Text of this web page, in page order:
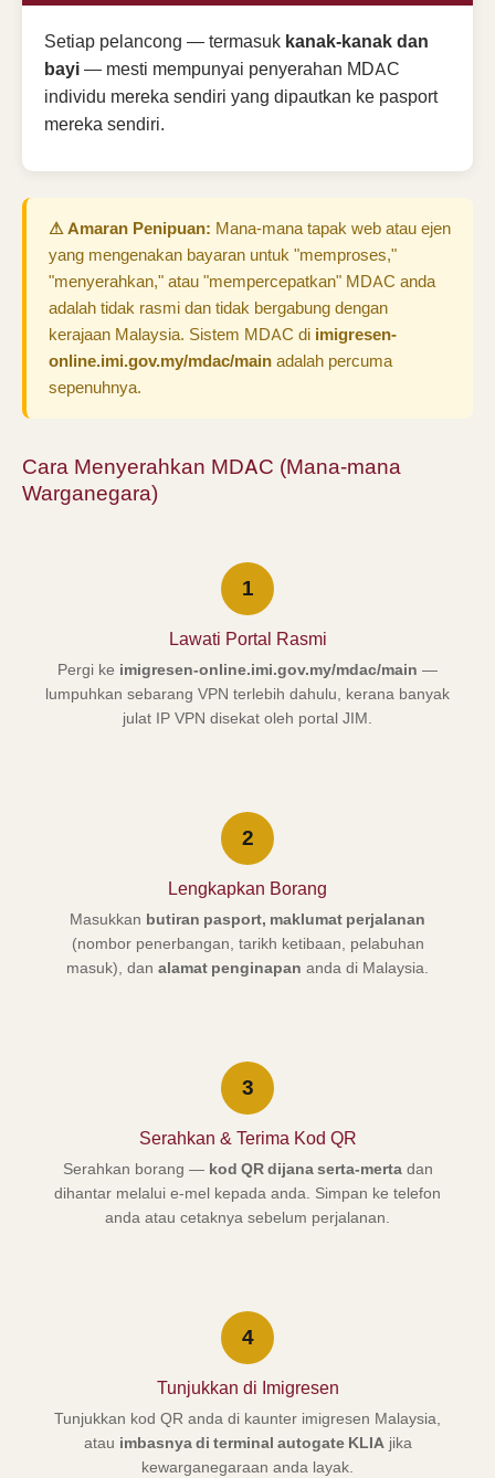
Setiap pelancong — termasuk kanak-kanak dan
bayi— mesti mempunyai penyerahan MDAC
individu mereka sendiri yang dipautkan ke pasport
mereka sendiri.
⚠ Amaran Penipuan: Mana-mana tapak web atau ejen
yang mengenakan bayaran untuk "memproses,"
"menyerahkan," atau "mempercepatkan" MDAC anda
adalah tidak rasmi dan tidak bergabung dengan
kerajaan Malaysia. Sistem MDAC di imigresen-
online.imi.gov.my/mdac/main adalah percuma
sepenuhnya.
Cara Menyerahkan MDAC (Mana-mana
Warganegara)
1
Lawati Portal Rasmi
Pergi ke imigresen-online.imi.gov.my/mdac/main —
lumpuhkan sebarang VPN terlebih dahulu, kerana banyak
julat IP VPN disekat oleh portal JIM.
2
Lengkapkan Borang
Masukkan butiran pasport, maklumat perjalanan
(nombor penerbangan, tarikh ketibaan, pelabuhan
masuk), dan alamat penginapan anda di Malaysia.
3
Serahkan & Terima Kod QR
Serahkan borang — kod QR dijana serta-mertadan
dihantar melalui e-mel kepada anda. Simpan ke telefon
anda atau cetaknya sebelum perjalanan.
4
Tunjukkan di Imigresen
Tunjukkan kod QR anda di kaunter imigresen Malaysia,
atau imbasnya di terminal autogate KLIAjika
kewarganegaraan anda layak.